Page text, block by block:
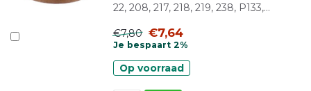
22, 208, 217, 218, 219, 238, P133,...
€7,80 €7,64
Je bespaart 2%
Op voorraad